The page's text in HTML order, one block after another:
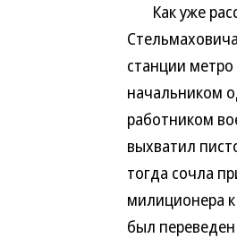
Как уже
станции
начальником
работником
выхватил
тогда сочла
милиционера
был